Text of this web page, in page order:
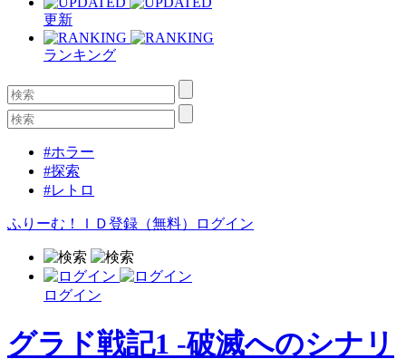
更新
ランキング
#ホラー
#探索
#レトロ
ふりーむ！ＩＤ登録（無料） ログイン
ログイン
グラド戦記1 -破滅へのシナリ